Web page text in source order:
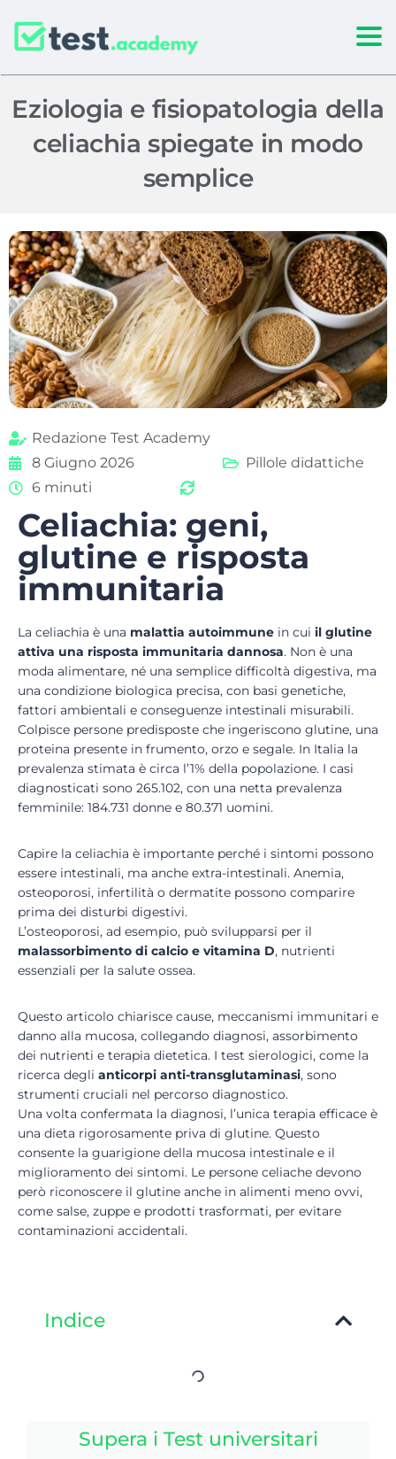
Eziologia e fisiopatologia della
celiachia spiegate in modo
semplice
Redazione Test Academy
8 Giugno 2026
Pillole didattiche
6 minuti
Celiachia: geni,
glutine e risposta
immunitaria
La celiachia è una malattia autoimmune in cui il glutine
attiva una risposta immunitaria dannosa. Non è una
moda alimentare, né una semplice difficoltà digestiva, ma
una condizione biologica precisa, con basi genetiche,
fattori ambientali e conseguenze intestinali misurabili.
Colpisce persone predisposte che ingeriscono glutine, una
proteina presente in frumento, orzo e segale. In Italia la
prevalenza stimata è circa l’1% della popolazione. I casi
diagnosticati sono 265.102, con una netta prevalenza
femminile: 184.731 donne e 80.371 uomini.
Capire la celiachia è importante perché i sintomi possono
essere intestinali, ma anche extra-intestinali. Anemia,
osteoporosi, infertilità o dermatite possono comparire
prima dei disturbi digestivi.
L’osteoporosi, ad esempio, può svilupparsi per il
malassorbimento di calcio e vitamina D, nutrienti
essenziali per la salute ossea.
Questo articolo chiarisce cause, meccanismi immunitari e
danno alla mucosa, collegando diagnosi, assorbimento
dei nutrienti e terapia dietetica. I test sierologici, come la
ricerca degli anticorpi anti-transglutaminasi, sono
strumenti cruciali nel percorso diagnostico.
Una volta confermata la diagnosi, l’unica terapia efficace è
una dieta rigorosamente priva di glutine. Questo
consente la guarigione della mucosa intestinale e il
miglioramento dei sintomi. Le persone celiache devono
però riconoscere il glutine anche in alimenti meno ovvi,
come salse, zuppe e prodotti trasformati, per evitare
contaminazioni accidentali.
Indice
Supera i Test universitari